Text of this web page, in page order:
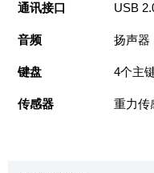
通讯接口 USB
音频 扬声器
键盘 4个主
传感器 重力传